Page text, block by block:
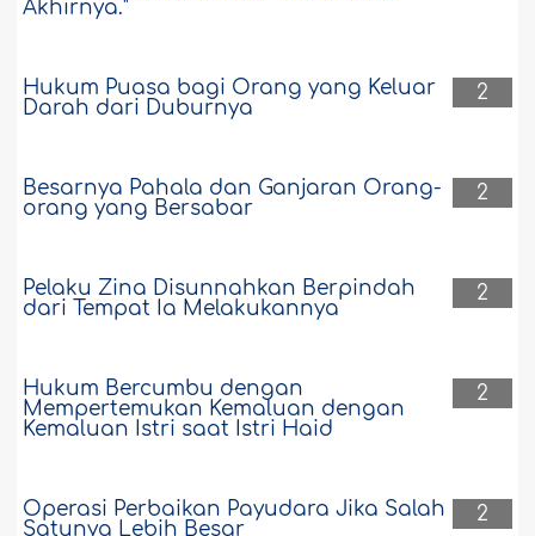
Akhirnya."
2
Hukum Puasa bagi Orang yang Keluar
Darah dari Duburnya
2
Besarnya Pahala dan Ganjaran Orang-
orang yang Bersabar
2
Pelaku Zina Disunnahkan Berpindah
dari Tempat Ia Melakukannya
2
Hukum Bercumbu dengan
Mempertemukan Kemaluan dengan
Kemaluan Istri saat Istri Haid
2
Operasi Perbaikan Payudara Jika Salah
Satunya Lebih Besar